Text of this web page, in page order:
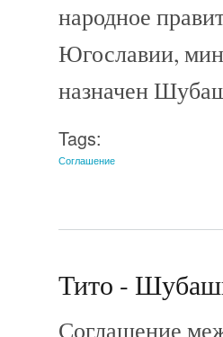
народное
Югославии,
назначен
Tags:
Соглашение
Тито -
Соглашение